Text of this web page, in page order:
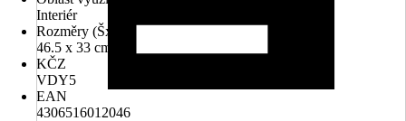
Interiér
Rozměry (ŠxH)
46.5 x 33 cm
KČZ
VDY5
EAN
4306516012046